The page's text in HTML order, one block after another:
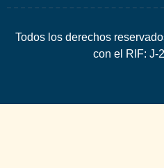
Todos los derechos
con el RIF: J-